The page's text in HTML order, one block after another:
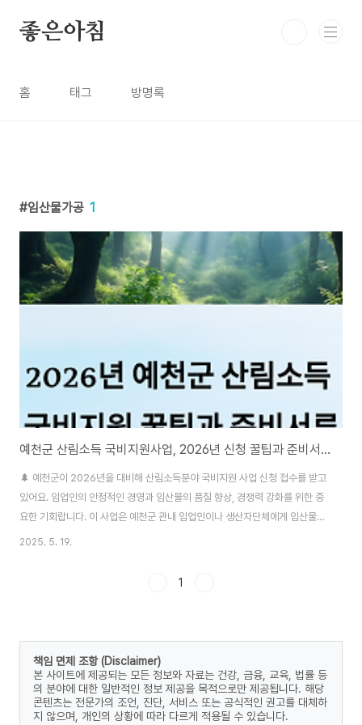
좋은아침
홈 태그 방명록
임산물가공 1
예천군 산림소득 국비지원사업, 2026년 신청 꿀팁과 준비서류 총정리!
🌲 예천군이 2026년을 대비해 산림소득분야 국비지원 사업 신청 접수를 받고
있어요. 임업인의 안정적인 경영과 임산물의 품질 향상, 경쟁력 강화를 위한 중
요한 기회랍니다. 이 사업은 예천군 관내 임업인이나 생산자단체에게 임산물
재배, 유통, 가공 등에 필요한 비용을 지원하는 프로그램이에요. 신청 시기와 자
예천군의 산림소득분야 국비지원 사업은 임업인의 소득 안정과 임산물 산업의
끌 수 있는 기반을 ..
2025. 5. 19.
1
책임 면제 조항 (Disclaimer)
본 사이트에 제공되는 모든 정보와 자료는 건강, 금융, 교육, 법률 등
의 분야에 대한 일반적인 정보 제공을 목적으로만 제공됩니다. 해당
콘텐츠는 전문가의 조언, 진단, 서비스 또는 공식적인 권고를 대체하
지 않으며, 개인의 상황에 따라 다르게 적용될 수 있습니다.